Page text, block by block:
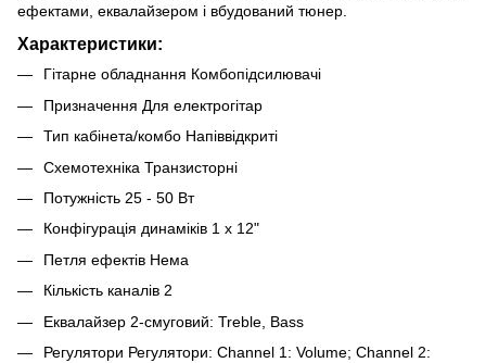
ефектами, еквалайзером і вбудований тюнер.
Характеристики:
Гітарне обладнання Комбопідсилювачі
Призначення Для електрогітар
Тип кабінета/комбо Напіввідкриті
Схемотехніка Транзисторні
Потужність 25 - 50 Вт
Конфігурація динаміків 1 x 12"
Петля ефектів Нема
Кількість каналів 2
Еквалайзер 2-смуговий: Treble, Bass
Регулятори Регулятори: Channel 1: Volume; Channel 2: